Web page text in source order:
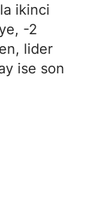
ikinci
-2
lider
ise son